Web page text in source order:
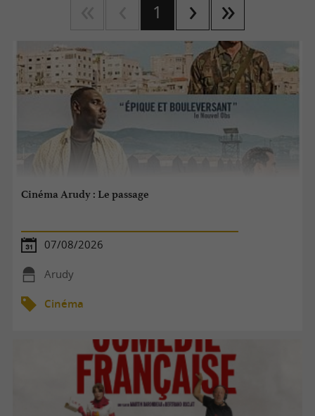
1
Cinéma Arudy : Le passage
07/08/2026
Arudy
Cinéma